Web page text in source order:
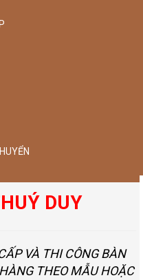
DUY
VÀ THI CÔNG BÀN
THEO MẪU HOẶC